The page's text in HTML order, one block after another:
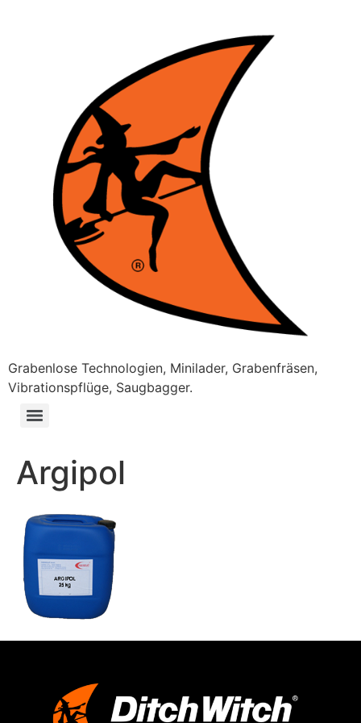
Grabenlose Technologien, Minilader, Grabenfräsen,
Vibrationspflüge, Saugbagger.
Argipol